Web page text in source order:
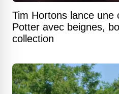
Tim Hortons lance une
Potter avec beignes,
collection